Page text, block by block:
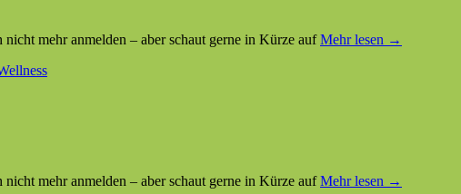
mehr anmelden – aber schaut gerne in Kürze aufMehr lesen →
mehr anmelden – aber schaut gerne in Kürze aufMehr lesen →